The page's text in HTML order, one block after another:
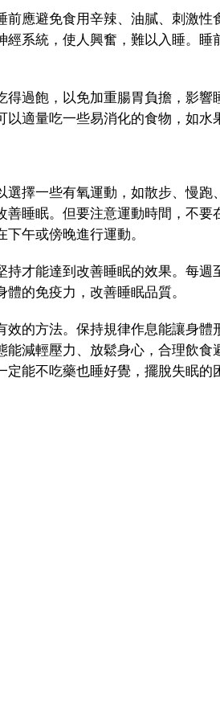
應避免食用辛辣、油膩、刺激性
系統，使人興奮，難以入睡。睡
過飽，以免加重腸胃負擔，影響
適量吃一些易消化的食物，如水
一些有氧運動，如散步、慢跑
善睡眠。但要注意運動時間，不要
午或傍晚進行運動。
才能達到改善睡眠的效果。每週
的免疫力，改善睡眠品質。
的方法。保持規律作息能讓身體
能減輕壓力、放鬆身心，合理飲
能不吃藥也睡好覺，擺脫失眠的